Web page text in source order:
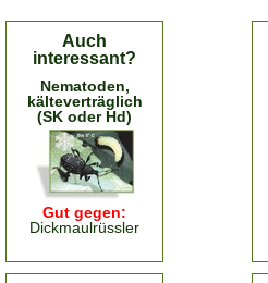
Auch
interessant?
Nematoden,
kälteverträglich
(SK oder Hd)
Gut gegen:
Dickmaulrüssler